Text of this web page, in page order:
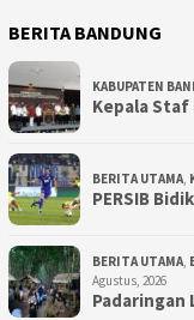
BERITA BANDUNG
KABUPATEN
Kepala
BERITA UTAMA,
PERSIB
BERITA UTAMA,
Agustus, 2026
Padaringan